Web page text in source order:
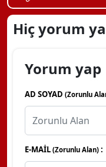
Hiç yorum
Yorum yap
AD SOYAD (Zorunlu
E-MAİL (Zorunlu Alan) :